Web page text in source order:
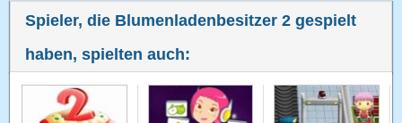
Spieler, die Blumenladenbesitzer 2 gespielt
haben, spielten auch: